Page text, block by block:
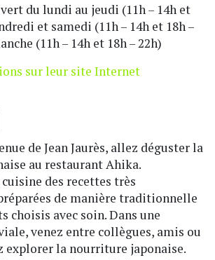
du lundi au jeudi (11h – 14h et
et samedi (11h – 14h et 18h –
(11h – 14h et 18h – 22h)
sur leur site Internet
de Jean Jaurès, allez déguster la
au restaurant Ahika.
des recettes très
de manière traditionnelle
choisis avec soin. Dans une
venez entre collègues, amis ou
explorer la nourriture japonaise.